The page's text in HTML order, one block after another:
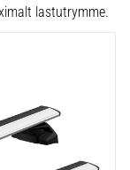
lastutrymme.